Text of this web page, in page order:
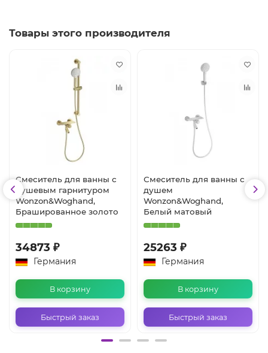
Товары этого производителя
Смеситель для ванны с
душевым гарнитуром
Wonzon&Woghand,
Брашированное золото
34873 ₽
Германия
В корзину
Быстрый заказ
Смеситель для ванны с
душем
Wonzon&Woghand,
Белый матовый
25263 ₽
Германия
В корзину
Быстрый заказ